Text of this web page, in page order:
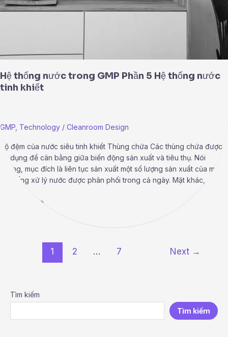
Hệ thống nước trong GMP Phần 5 Hệ thống nước
tinh khiết
GMP Technology / Cleanroom Design
Bộ đệm của nước siêu tinh khiết Thùng chứa Các thùng chứa được
sử dụng để cân bằng giữa biến động sản xuất và tiêu thụ. Nói
chung, mục đích là liên tục sản xuất một số lượng sản xuất của một
hệ thống xử lý nước được phân phối trong cả ngày. Mặt khác,
Read More »
1 2 … 7 Next →
Tìm kiếm
Tìm kiếm